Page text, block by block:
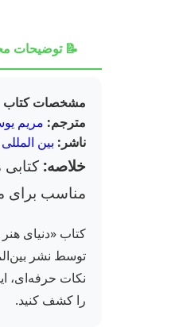
📝 توضیحات
مشخصات کتاب
مترجم: مریم
ناشر: بین
خلاصه:
مناسب برای
نکات حرفه‌ای،
را کشف کنید.